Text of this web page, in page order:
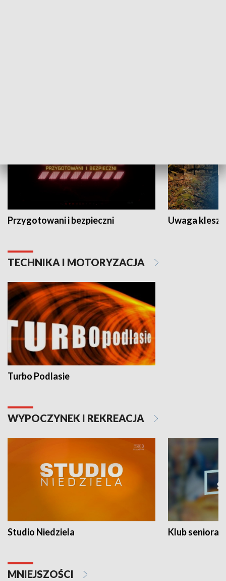
Przygotowani i bezpieczni Uwaga
TECHNIKA I MOTORYZACJA
Turbo Podlasie
WYPOCZYNEK I REKREACJA
Studio Niedziela Klub seniora
MNIEJSZOŚCI